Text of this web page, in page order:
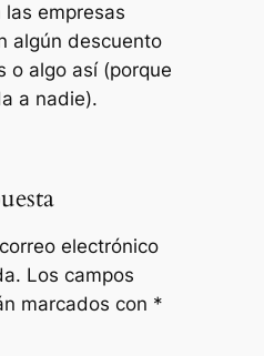
empresas
algún descuento
o algo así (porque
a nadie).
electrónico
Los campos
marcados con *